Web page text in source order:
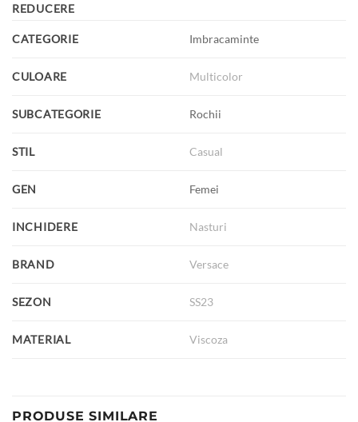
REDUCERE
CATEGORIE Imbracaminte
CULOARE Multicolor
SUBCATEGORIE Rochii
STIL Casual
GEN Femei
INCHIDERE Nasturi
BRAND Versace
SEZON SS23
MATERIAL Viscoza
PRODUSE SIMILARE